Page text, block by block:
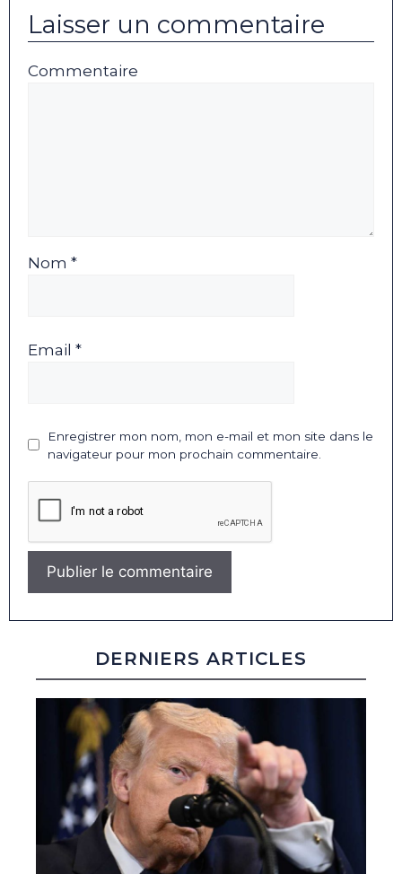
Laisser un commentaire
Commentaire
Nom *
Email *
Enregistrer mon nom, mon e-mail et mon site dans le
navigateur pour mon prochain commentaire.
DERNIERS ARTICLES